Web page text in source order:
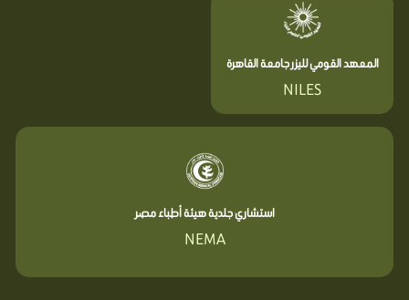
المعهد القومي لليزر جامعة القاهرة
NILES
استشاري جلدية هيئة أطباء مصر
NEMA